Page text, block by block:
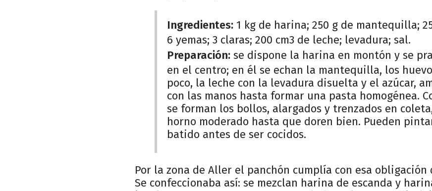
Ingredientes: 1 kg de harina; 250 g de mantequilla;
6 yemas; 3 claras; 200 cm3 de leche; levadura; sal.
Preparación: se dispone la harina en montón y se
en el centro; en él se echan la mantequilla, los
poco, la leche con la levadura disuelta y el azúcar,
con las manos hasta formar una pasta homogénea.
se forman los bollos, alargados y trenzados en
horno moderado hasta que doren bien. Pueden
batido antes de ser cocidos.
Por la zona de Aller el panchón cumplía con esa obligación
Se confeccionaba así: se mezclan harina de escanda y